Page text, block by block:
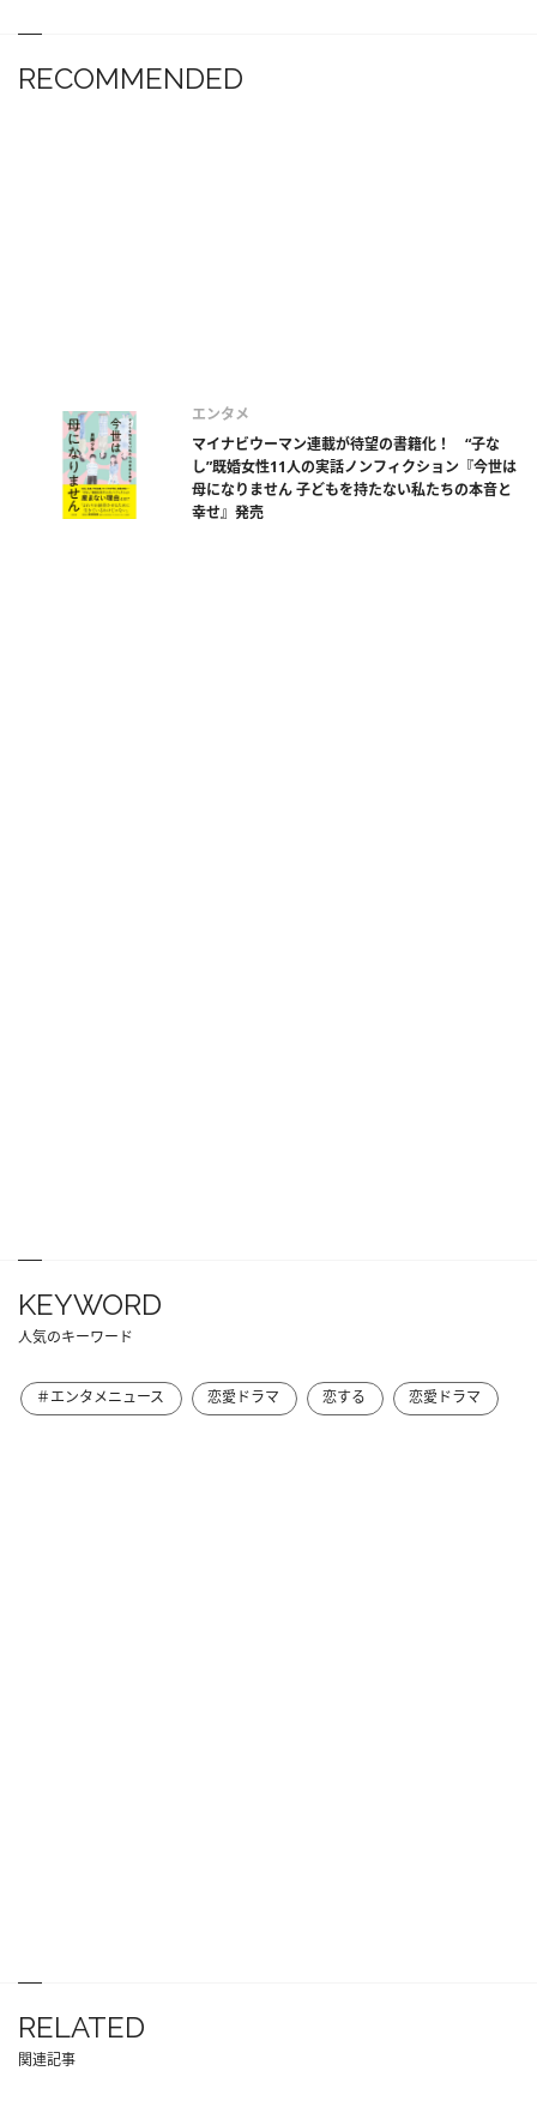
RECOMMENDED
エンタメ
マイナビウーマン連載が待望の書籍化！ “子な
し”既婚女性11人の実話ノンフィクション『今世は
母になりません 子どもを持たない私たちの本音と
幸せ』発売
KEYWORD
人気のキーワード
＃エンタメニュース 恋愛ドラマ 恋する 恋愛ドラマ
RELATED
関連記事